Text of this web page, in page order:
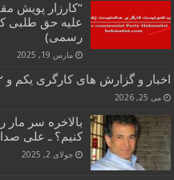
“کارزار پویش
علیه حق طلبی
رسمی)
مارس 19, 2025
اخبار و گزارش های کارگری یکم و ۲ و ۳ خرداد ماه ۱۴۰۵
می 25, 2026
بالاخره سر مار
کنیم؟ ـ علی
جولای 2, 2025